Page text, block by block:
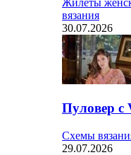
Жилеты
вязания
30.07.2026
Пуловер с
Схемы
29.07.2026